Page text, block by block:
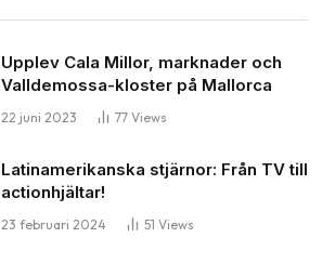
Upplev Cala Millor, marknader och
Valldemossa-kloster på Mallorca
22 juni 2023 77 Views
Latinamerikanska stjärnor: Från TV till
actionhjältar!
23 februari 2024 51 Views